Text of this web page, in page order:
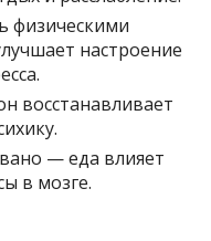
физическими
настроение
восстанавливает
— еда влияет
в мозге.